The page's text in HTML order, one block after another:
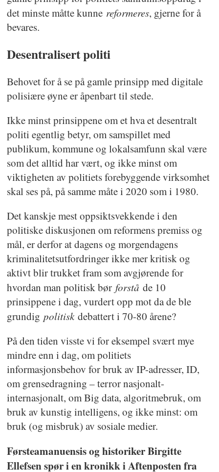
det minste måtte kunne reformeres, gjerne for å
bevares.
Desentralisert politi
Behovet for å se på gamle prinsipp med digitale
polisiære øyne er åpenbart til stede.
Ikke minst prinsippene om et hva et desentralt
politi egentlig betyr, om samspillet med
publikum, kommune og lokalsamfunn skal være
som det alltid har vært, og ikke minst om
viktigheten av politiets forebyggende virksomhet
skal ses på, på samme måte i 2020 som i 1980.
Det kanskje mest oppsiktsvekkende i den
politiske diskusjonen om reformens premiss og
mål, er derfor at dagens og morgendagens
kriminalitetsutfordringer ikke mer kritisk og
aktivt blir trukket fram som avgjørende for
hvordan man politisk børforstå de 10
prinsippene i dag, vurdert opp mot da de ble
grundig politiskdebattert i 70-80 årene?
På den tiden visste vi for eksempel svært mye
mindre enn i dag, om politiets
informasjonsbehov for bruk av IP-adresser, ID,
om grensedragning – terror nasjonalt-
internasjonalt, om Big data, algoritmebruk, om
bruk av kunstig intelligens, og ikke minst: om
bruk (og misbruk) av sosiale medier.
Førsteamanuensis og historiker Birgitte
Ellefsen spør i en kronikk i Aftenposten fra